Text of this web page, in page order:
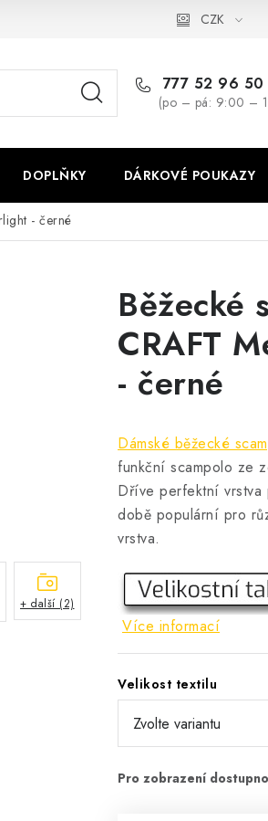
Velikostní tabulky
CZK
777 52 96 50
(po – pá: 9:00 –
DOPLŇKY DÁRKOVÉ POUKAZY
- černé
Běžecké
CRAFT
- černé
Dámské běžecké
funkční scampolo ze
Dříve perfektní vrstva
době populární pro
vrstva.
Více informací
Velikost textilu
+ další (2)